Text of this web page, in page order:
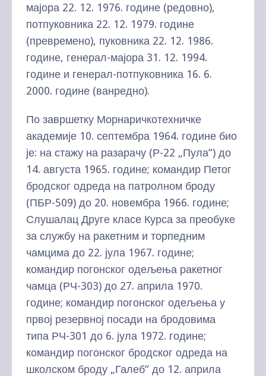
мајора 22. 12. 1976. године (редовно),
потпуковника 22. 12. 1979. године
(превремено), пуковника 22. 12. 1986.
године, генерал-мајора 31. 12. 1994.
године и генерал-потпуковника 16. 6.
2000. године (ванредно).
По завршетку Морнаричкотехничке
академије 10. септембра 1964. године био
је: на стажу на разарачу (Р-22 „Пула“) до
14. августа 1965. године; командир Петог
бродског одреда на патролном броду
(ПБР-509) до 20. новембра 1966. године;
Слушалац Друге класе Курса за преобуке
за службу на ракетним и торпедним
чамцима до 22. јула 1967. године;
командир погонског одељења ракетног
чамца (РЧ-303) до 27. априла 1970.
године; командир погонског одељења у
првој резервној посади на бродовима
типа РЧ-301 до 6. јула 1972. године;
командир погонског бродског одреда на
школском броду „Галеб“ до 12. априла